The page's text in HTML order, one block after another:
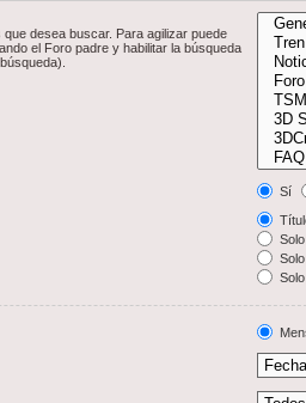
desea buscar. Para agilizar puede
el Foro padre y habilitar la búsqueda
Sí